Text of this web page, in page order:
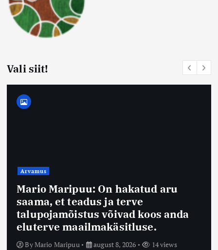
Vali siit!
Arvamus
Mario Maripuu: On hakatud aru
saama, et teadus ja terve
talupojamõistus võivad koos anda
eluterve maailmakäsitluse.
ByMario Maripuu august 8, 2026 14 views